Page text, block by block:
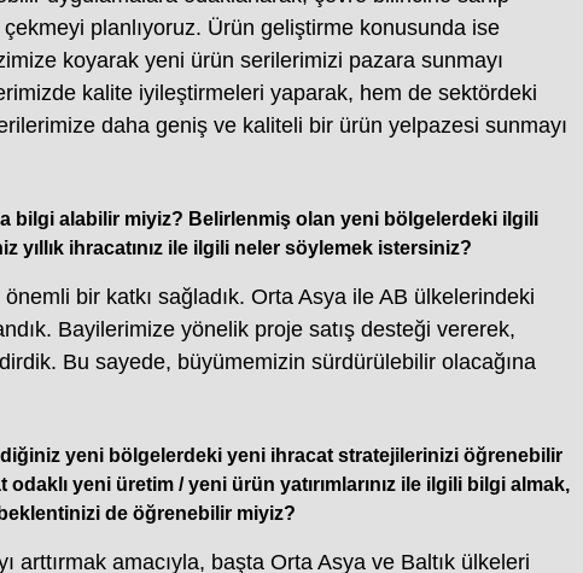
planlıyoruz. Ürün geliştirme konusunda ise
koyarak yeni ürün serilerimizi pazara sunmayı
kalite iyileştirmeleri yaparak, hem de sektördeki
daha geniş ve kaliteli bir ürün yelpazesi sunmayı
bilgi alabilir miyiz? Belirlenmiş olan yeni bölgelerdeki ilgili
yıllık ihracatınız ile ilgili neler söylemek istersiniz?
bir katkı sağladık. Orta Asya ile AB ülkelerindeki
Bayilerimize yönelik proje satış desteği vererek,
Bu sayede, büyümemizin sürdürülebilir olacağına
yeni bölgelerdeki yeni ihracat stratejilerinizi öğrenebilir
yeni üretim / yeni ürün yatırımlarınız ile ilgili bilgi almak,
beklentinizi de öğrenebilir miyiz?
arttırmak amacıyla, başta Orta Asya ve Baltık ülkeleri